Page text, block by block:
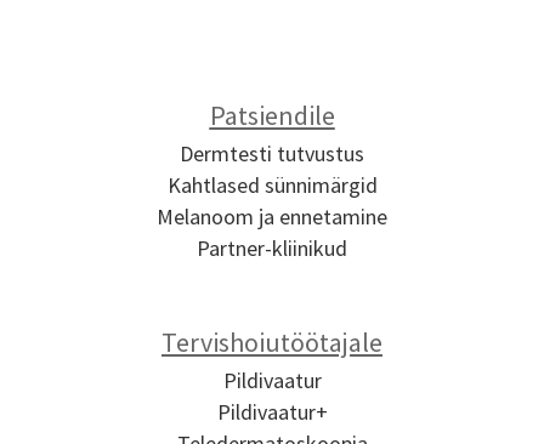
Patsiendile
Dermtesti tutvustus
Kahtlased sünnimärgid
Melanoom ja ennetamine
Partner-kliinikud
Tervishoiutöötajale
Pildivaatur
Pildivaatur+